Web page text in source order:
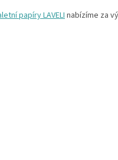
papíry LAVELInabízíme za